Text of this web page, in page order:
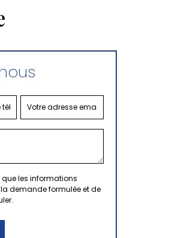
les informations
demande formulée et de